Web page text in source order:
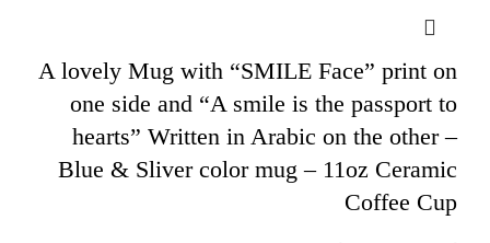
A lovely Mug with “SMILE Face” print on
one side and “A smile is the passport to
hearts” Written in Arabic on the other –
Blue & Sliver color mug – 11oz Ceramic
Coffee Cup